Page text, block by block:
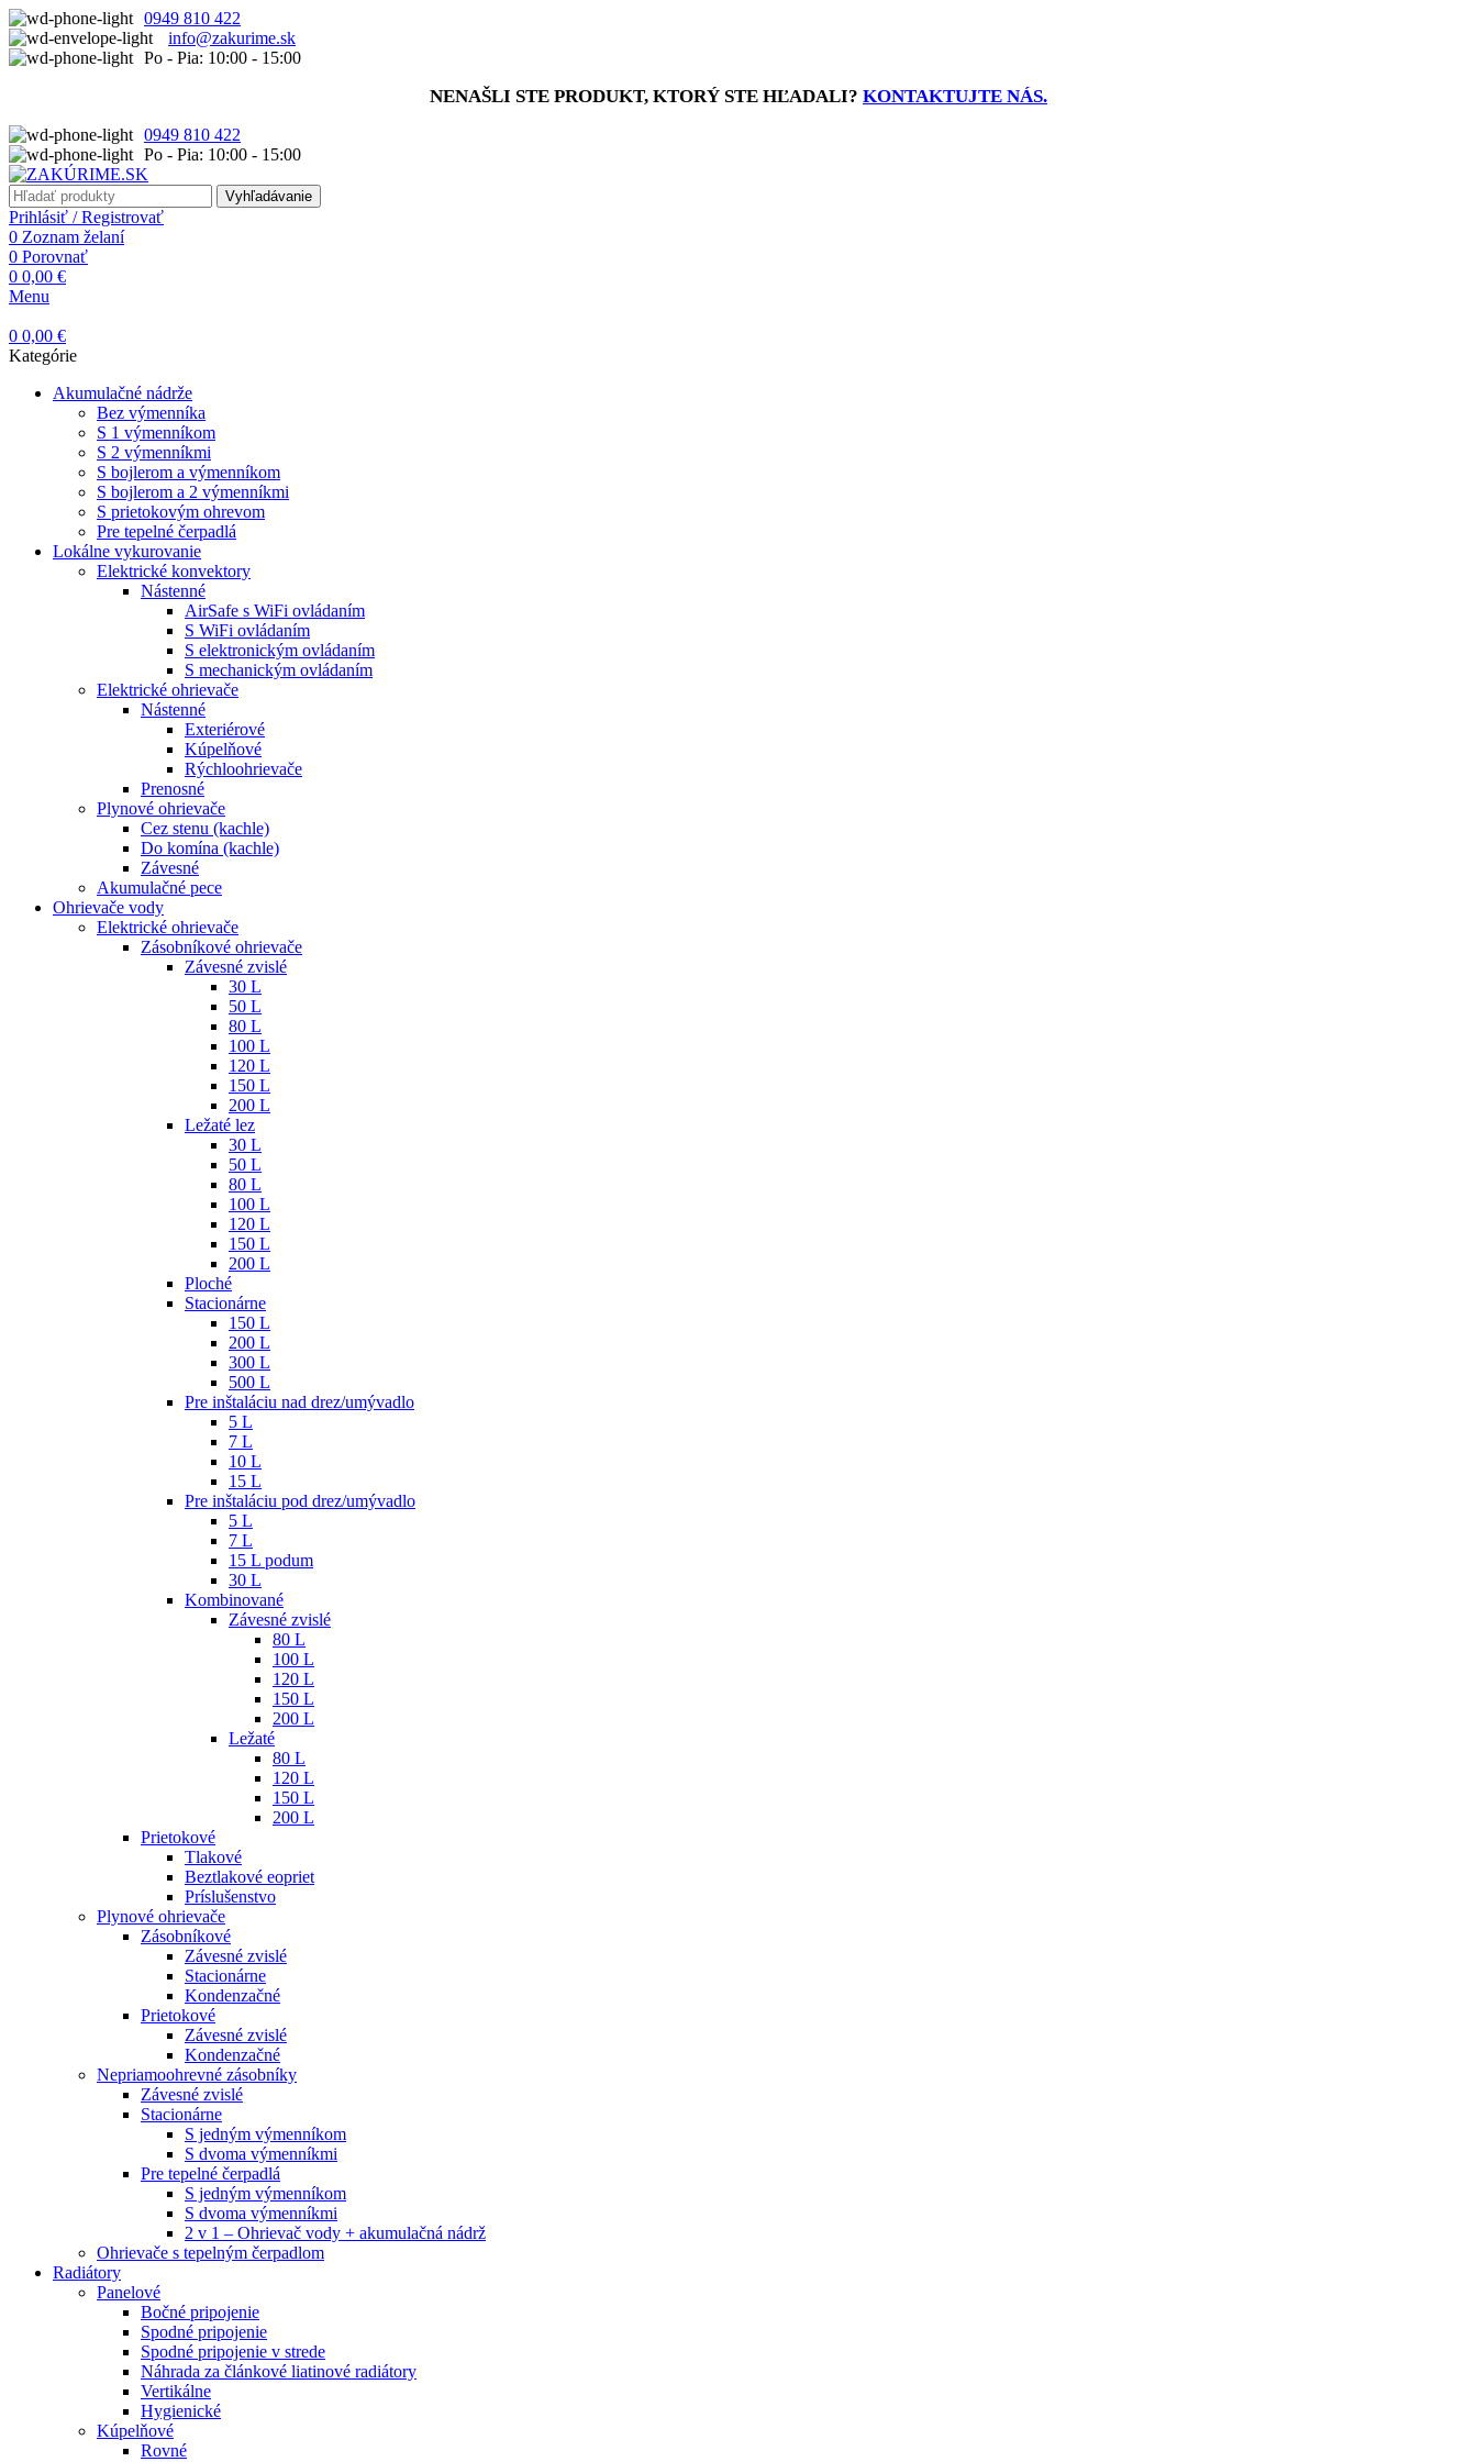
0949 810 422
info@zakurime.sk
Po - Pia: 10:00 - 15:00
NENAŠLI STE PRODUKT, KTORÝ STE HĽADALI? KONTAKTUJTE NÁS.
0949 810 422
Po - Pia: 10:00 - 15:00
Vyhľadávanie
Prihlásiť / Registrovať
0 Zoznam želaní
0 Porovnať
0 0,00 €
Menu
0 0,00 €
Kategórie
Akumulačné nádrže
Bez výmenníka
S 1 výmenníkom
S 2 výmenníkmi
S bojlerom a výmenníkom
S bojlerom a 2 výmenníkmi
S prietokovým ohrevom
Pre tepelné čerpadlá
Lokálne vykurovanie
Elektrické konvektory
Nástenné
AirSafe s WiFi ovládaním
S WiFi ovládaním
S elektronickým ovládaním
S mechanickým ovládaním
Elektrické ohrievače
Nástenné
Exteriérové
Kúpelňové
Rýchloohrievače
Prenosné
Plynové ohrievače
Cez stenu (kachle)
Do komína (kachle)
Závesné
Akumulačné pece
Ohrievače vody
Elektrické ohrievače
Zásobníkové ohrievače
Závesné zvislé
30 L
50 L
80 L
100 L
120 L
150 L
200 L
Ležaté lez
30 L
50 L
80 L
100 L
120 L
150 L
200 L
Ploché
Stacionárne
150 L
200 L
300 L
500 L
Pre inštaláciu nad drez/umývadlo
5 L
7 L
10 L
15 L
Pre inštaláciu pod drez/umývadlo
5 L
7 L
15 L podum
30 L
Kombinované
Závesné zvislé
80 L
100 L
120 L
150 L
200 L
Ležaté
80 L
120 L
150 L
200 L
Prietokové
Tlakové
Beztlakové eopriet
Príslušenstvo
Plynové ohrievače
Zásobníkové
Závesné zvislé
Stacionárne
Kondenzačné
Prietokové
Závesné zvislé
Kondenzačné
Nepriamoohrevné zásobníky
Závesné zvislé
Stacionárne
S jedným výmenníkom
S dvoma výmenníkmi
Pre tepelné čerpadlá
S jedným výmenníkom
S dvoma výmenníkmi
2 v 1 – Ohrievač vody + akumulačná nádrž
Ohrievače s tepelným čerpadlom
Radiátory
Panelové
Bočné pripojenie
Spodné pripojenie
Spodné pripojenie v strede
Náhrada za článkové liatinové radiátory
Vertikálne
Hygienické
Kúpelňové
Rovné